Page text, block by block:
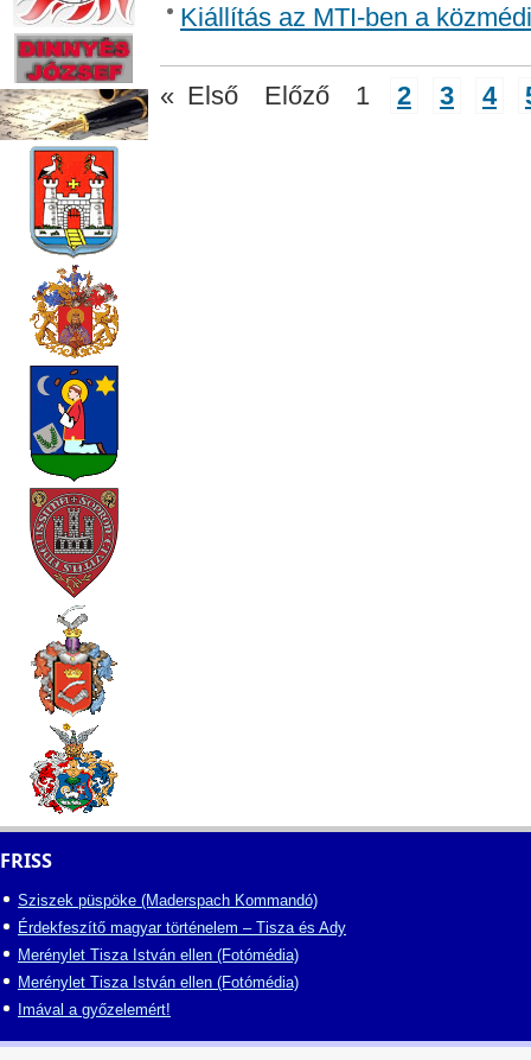
Kiállítás az MTI-ben a
« Első Előző 1 2 3 4
FRISS
Sziszek püspöke (Maderspach Kommandó)
Érdekfeszítő magyar történelem – Tisza és Ady
Merénylet Tisza István ellen (Fotómédia)
Merénylet Tisza István ellen (Fotómédia)
Imával a győzelemért!